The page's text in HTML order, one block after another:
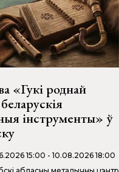
«Гукі роднай
інструменты» ў
15:00 - 10.08.2026 18:00